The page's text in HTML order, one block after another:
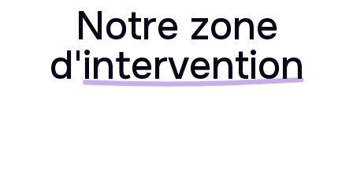
Notre zone
d'intervention